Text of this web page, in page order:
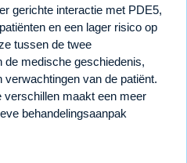
gerichte interactie met PDE5,
en een lager risico op
tussen de twee
de medische geschiedenis,
van de patiënt.
verschillen maakt een meer
behandelingsaanpak